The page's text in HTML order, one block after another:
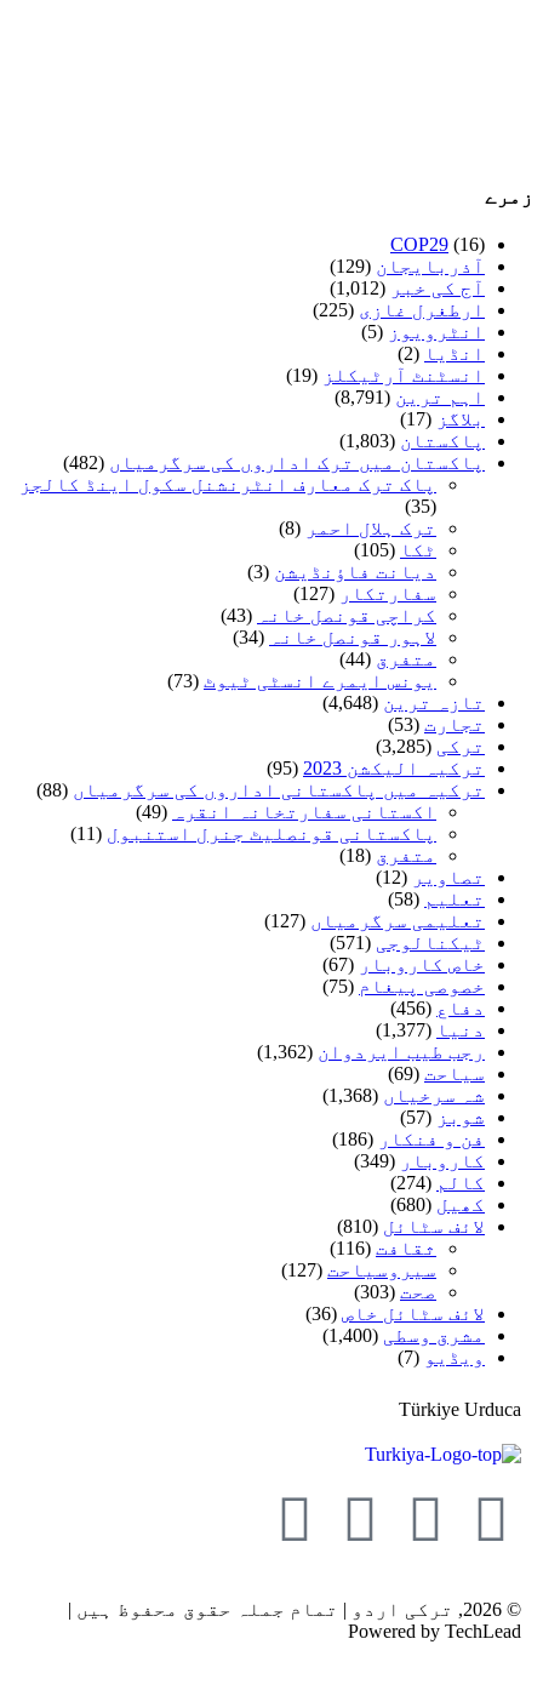
زمرے
COP29 (16)
آذربایجان (129)
آج کی خبر (1,012)
ارطغرل غازی (225)
انٹرویوز (5)
انڈیا (2)
انسٹنٹ آرٹیکلز (19)
اہم ترین (8,791)
بلاگز (17)
پاکستان (1,803)
پاکستان میں ترک اداروں کی سرگرمیاں (482)
پاک ترک معارف انٹرنشنل سکول اینڈ کالجز
(35)
ترک ہلال احمر (8)
ٹکا (105)
دیانت فاؤنڈیشن (3)
سفارتکار (127)
کراچی قونصل خانہ
(43)
لاہور قونصل خانہ
(34)
متفرق (44)
یونس ایمرے انسٹی ٹیوٹ (73)
تازہ ترین (4,648)
تجارت (53)
ترکی (3,285)
ترکیہ الیکشن 2023
(95)
ترکیہ میں پاکستانی اداروں کی سرگرمیاں (88)
اکستانی سفارتخانہ انقرہ
(49)
پاکستانی قونصلیٹ جنرل استنبول (11)
متفرق (18)
تصاویر (12)
تعلیم (58)
تعلیمی سرگرمیاں (127)
ٹیکنالوجی (571)
خاص کاروبار (67)
خصوصی پیغام (75)
دفاع (456)
دنیا (1,377)
رجب طیب ایردوان (1,362)
سیاحت (69)
شہ سرخیاں (1,368)
شوبز (57)
فن و فنکار (186)
کاروبار (349)
کالم (274)
کھیل (680)
لائف سٹائل (810)
ثقافت (116)
سیروسیاحت (127)
صحت (303)
لائف سٹائل خاص (36)
مشرق وسطی (1,400)
ویڈیو (7)
Türkiye Urduca
© 2026, ترکی اردو | تمام جملہ حقوق محفوظ ہیں |
Powered by TechLead